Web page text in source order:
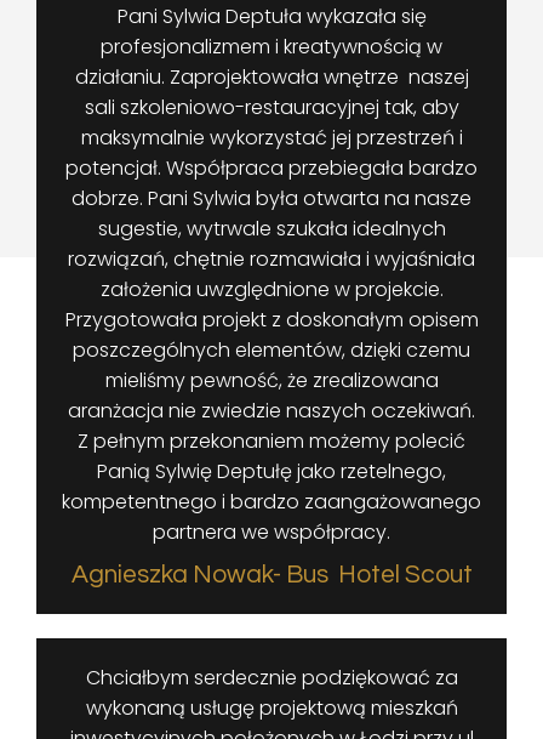
Pani Sylwia Deptuła wykazała się
profesjonalizmem i kreatywnością w
działaniu. Zaprojektowała wnętrze naszej
sali szkoleniowo-restauracyjnej tak, aby
maksymalnie wykorzystać jej przestrzeń i
potencjał. Współpraca przebiegała bardzo
dobrze. Pani Sylwia była otwarta na nasze
sugestie, wytrwale szukała idealnych
rozwiązań, chętnie rozmawiała i wyjaśniała
założenia uwzględnione w projekcie.
Przygotowała projekt z doskonałym opisem
poszczególnych elementów, dzięki czemu
mieliśmy pewność, że zrealizowana
aranżacja nie zwiedzie naszych oczekiwań.
Z pełnym przekonaniem możemy polecić
Panią Sylwię Deptułę jako rzetelnego,
kompetentnego i bardzo zaangażowanego
partnera we współpracy.
Agnieszka Nowak- Bus Hotel Scout
Chciałbym serdecznie podziękować za
wykonaną usługę projektową mieszkań